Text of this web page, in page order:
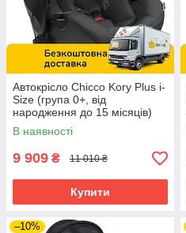
Автокрісло Chicco Kory Plus i-
Size (група 0+, від
народження до 15 місяців)
Чорне
В наявності
9 909 ₴ 11 010 ₴
Купити
–10%